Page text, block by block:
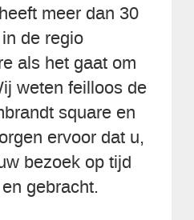
meer dan 30
de regio
als het gaat om
weten feilloos de
square en
ervoor dat u,
bezoek op tijd
gebracht.